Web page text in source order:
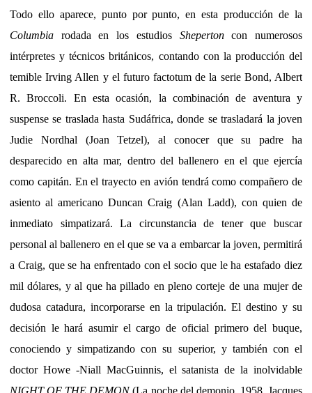
Todo ello aparece, punto por punto, en esta producción de la
Columbia rodada en los estudios Shepertoncon numerosos
intérpretes y técnicos británicos, contando con la producción del
temible Irving Allen y el futuro factotum de la serie Bond, Albert
R. Broccoli. En esta ocasión, la combinación de aventura y
suspense se traslada hasta Sudáfrica, donde se trasladará la joven
Judie Nordhal (Joan Tetzel), al conocer que su padre ha
desparecido en alta mar, dentro del ballenero en el que ejercía
como capitán. En el trayecto en avión tendrá como compañero de
asiento al americano Duncan Craig (Alan Ladd), con quien de
inmediato simpatizará. La circunstancia de tener que buscar
personal al ballenero en el que se va a embarcar la joven, permitirá
a Craig, que se ha enfrentado con el socio que le ha estafado diez
mil dólares, y al que ha pillado en pleno corteje de una mujer de
dudosa catadura, incorporarse en la tripulación. El destino y su
decisión le hará asumir el cargo de oficial primero del buque,
conociendo y simpatizando con su superior, y también con el
doctor Howe -Niall MacGuinnis, el satanista de la inolvidable
NIGHT OF THE DEMON(La noche del demonio, 1958. Jacques